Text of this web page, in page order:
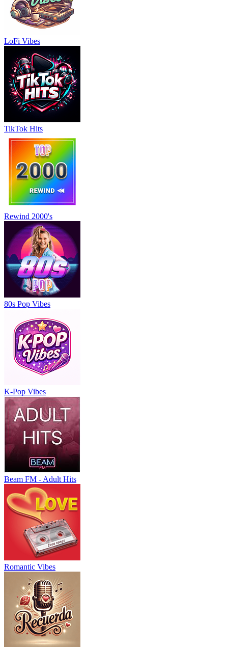
LoFi Vibes
TikTok Hits
Rewind 2000's
80s Pop Vibes
K-Pop Vibes
Beam FM - Adult Hits
Romantic Vibes